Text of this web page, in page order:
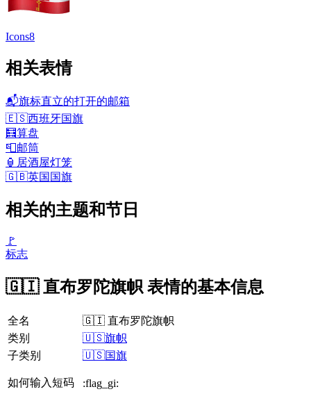
Icons8
相关表情
📬旗标直立的打开的邮箱
🇪🇸西班牙国旗
🧮算盘
📮邮筒
🏮 居酒屋灯笼
🇬🇧英国国旗
相关的主题和节日
🚩
标志
🇬🇮 直布罗陀旗帜 表情的基本信息
全名
🇬🇮 直布罗陀旗帜
类别
🇺🇸旗帜
子类别
🇺🇸国旗
如何输入短码 :flag_gi: